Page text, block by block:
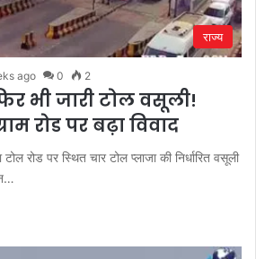
राज्य
ago 0 2
भी जारी टोल वसूली!
रोड पर बढ़ा विवाद
रोड पर स्थित चार टोल प्लाजा की निर्धारित वसूली